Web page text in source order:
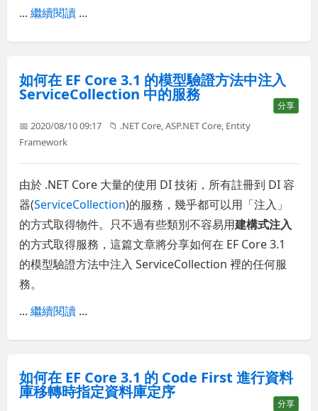
...繼續閱讀 ...
如何在 EF Core 3.1 的模型驗證方法中注入
ServiceCollection 中的服務
分享
📅 2020/08/10 09:17 📁 .NET Core,ASP.NET Core, Entity
Framework
由於 .NET Core 大量的使用 DI 技術，所有註冊到 DI 容
器(ServiceCollection)的服務，幾乎都可以用「注入」
的方式取得物件。只不過有些類別不容易用建構式注入
的方式取得服務，這篇文章將分享如何在 EF Core 3.1
的模型驗證方法中注入 ServiceCollection 裡的任何服
務。
...繼續閱讀 ...
如何在 EF Core 3.1 的 Code First 進行資料
庫移轉時指定資料庫定序
分享